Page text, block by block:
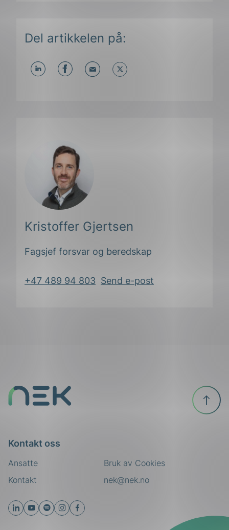
Del artikkelen på:
Kristoffer Gjertsen
Fagsjef forsvar og beredskap
+47 489 94 803 Send e-post
Kontakt oss
Ansatte
nek@nek.no
Kontakt
Bruk av Cookies
Til
toppen